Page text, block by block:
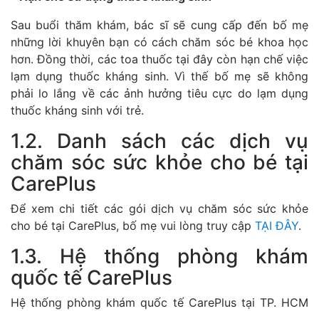
Sau buổi thăm khám, bác sĩ sẽ cung cấp đến bố mẹ
những lời khuyên bạn có cách chăm sóc bé khoa học
hơn. Đồng thời, các toa thuốc tại đây còn hạn chế việc
lạm dụng thuốc kháng sinh. Vì thế bố mẹ sẽ không
phải lo lắng về các ảnh hưởng tiêu cực do lạm dụng
thuốc kháng sinh với trẻ.
1.2. Danh sách các dịch vụ
chăm sóc sức khỏe cho bé tại
CarePlus
Để xem chi tiết các gói dịch vụ chăm sóc sức khỏe
cho bé tại CarePlus, bố mẹ vui lòng truy cập TẠI ĐÂY.
1.3. Hệ thống phòng khám
quốc tế CarePlus
Hệ thống phòng khám quốc tế CarePlus tại TP. HCM